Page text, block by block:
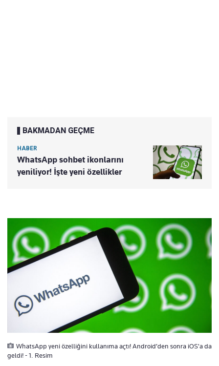
BAKMADAN GEÇME
HABER
WhatsApp sohbet ikonlarını
yeniliyor! İşte yeni özellikler
WhatsApp yeni özelliğini kullanıma açtı! Android’den sonra iOS'a da
geldi! - 1. Resim